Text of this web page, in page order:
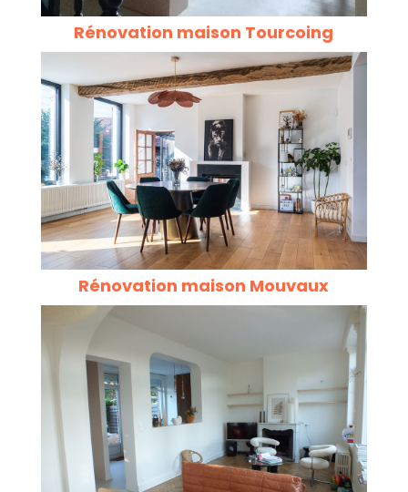
Rénovation maison Tourcoing
Rénovation maison Mouvaux